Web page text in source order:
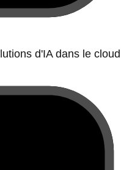
d'IA dans le cloud